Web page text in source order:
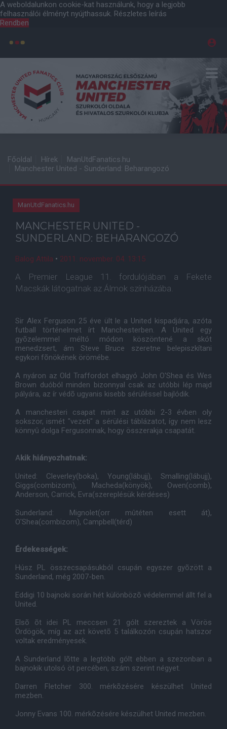
A weboldalunkon cookie-kat használunk, hogy a legjobb
felhasználói élményt nyújthassuk. Részletes leírás
Rendben
Főoldal Hírek
ManUtdFanatics.hu
Manchester United - Sunderland: Beharangozó
ManUtdFanatics.hu
MANCHESTER UNITED -
SUNDERLAND: BEHARANGOZÓ
Balog Attila • 2011. november. 04. 13:15
A Premier League 11. fordulójában a Fekete
Macskák látogatnak az Álmok színházába.
Sir Alex Ferguson 25 éve ült le a United kispadjára, azóta
futball történelmet írt Manchesterben. A United egy
gyõzelemmel méltó módon köszöntené a skót
menedzsert, ám Steve Bruce szeretne belepiszkítani
egykori fõnökének örömébe.
A nyáron az Old Traffordot elhagyó John O'Shea és Wes
Brown duóból minden bizonnyal csak az utóbbi lép majd
pályára, az ír védõ ugyanis kisebb sérüléssel bajlódik.
A manchesteri csapat mint az utóbbi 2-3 évben oly
sokszor, ismét "vezeti" a sérülési táblázatot, így nem lesz
könnyû dolga Fergusonnak, hogy összerakja csapatát.
A kik hiányozhatnak:
United: Cleverley(boka), Young(lábujj), Smalling(lábujj),
Giggs(combizom), Macheda(könyök), Owen(comb),
Anderson, Carrick, Evra(szereplésük kérdéses)
Sunderland: Mignolet(orr mûtéten esett át),
O'Shea(combizom), Campbell(térd)
Érdekességek:
Húsz PL összecsapásukból csupán egyszer gyõzött a
Sunderland, még 2007-ben.
Eddigi 10 bajnoki során hét különbözõ védelemmel állt fel a
United.
Elsõ õt idei PL meccsen 21 gólt szereztek a Vörös
Ördögök, míg az azt követõ 5 találkozón csupán hatszor
voltak eredményesek.
A Sunderland lõtte a legtöbb gólt ebben a szezonban a
bajnokik utolsó öt percében, szám szerint négyet.
Darren Fletcher 300. mérkõzésére készülhet United
mezben.
Jonny Evans 100. mérkõzésére készülhet United mezben.